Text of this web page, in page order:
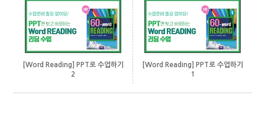
[Word Reading] PPT로 수업하기
2
[Word Reading] PPT로 수업하기
1